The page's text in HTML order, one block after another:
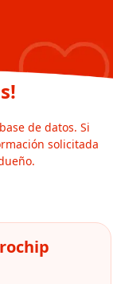
de datos. Si
solicitada